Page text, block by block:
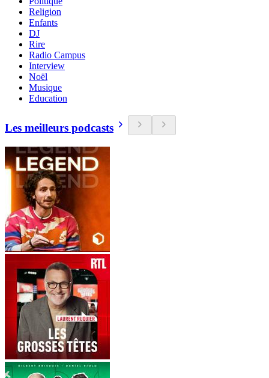
Religion
Enfants
DJ
Rire
Radio Campus
Interview
Noël
Musique
Education
Les meilleurs podcasts